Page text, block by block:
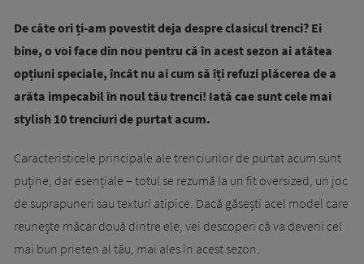
De câte ori ți-am povestit deja despre clasicul trenci? Ei
bine, o voi face din nou pentru că în acest sezon ai atâtea
opțiuni speciale, încât nu ai cum să îți refuzi plăcerea de a
arăta impecabil în noul tău trenci! Iată cae sunt cele mai
stylish 10 trenciuri de purtat acum.
Caracteristicele principale ale trenciurilor de purtat acum sunt
puține, dar esențiale – totul se rezumă la un fit oversized, un joc
de suprapuneri sau texturi atipice. Dacă găsești acel model care
reunește măcar două dintre ele, vei descoperi că va deveni cel
mai bun prieten al tău, mai ales în acest sezon.